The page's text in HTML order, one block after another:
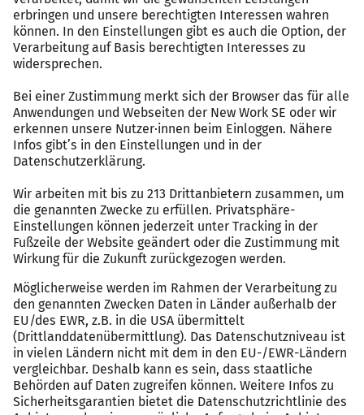
Erfahrung in der Führung von Mitarbeitenden oder
fachlicher Steuerung
Gute Kenntnisse energiewirtschaftlicher Prozesse
und regulatorischer Rahmenbedingungen
Sicheres Verständnis für IT-Systeme und
prozessuale Zusammenhänge, speziell
SAP‑IS‑U‑/SAP‑CI
Fließende Deutschkenntnisse
Unser Angebot
auf zentrale Kernprozesse
Sicheres Arbeitsumfeld in einem etablierten
Unternehmen der Energiewirtschaft
Gestaltungsspielraum bei der Weiterentwicklung
moderner Abrechnungsprozesse